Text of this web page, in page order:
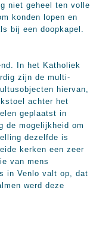
niet geheel ten volle
konden lopen en
bij een doopkapel.
In het Katholiek
zijn de multi-
hiervan,
achter het
geplaatst in
de mogelijkheid om
dezelfde is
kerken een zeer
van mens
in Venlo valt op, dat
werd deze